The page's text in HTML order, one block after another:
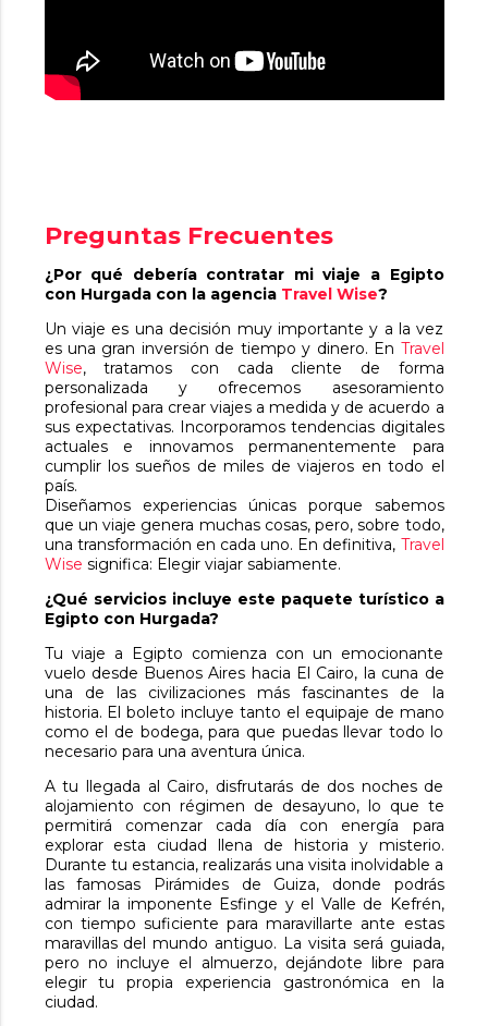
Preguntas Frecuentes
¿Por qué debería contratar mi viaje a Egipto
con Hurgada con la agencia Travel Wise?
Un viaje es una decisión muy importante y a la vez
es una gran inversión de tiempo y dinero. En Travel
Wise, tratamos con cada cliente de forma
personalizada y ofrecemos asesoramiento
profesional para crear viajes a medida y de acuerdo a
sus expectativas. Incorporamos tendencias digitales
actuales e innovamos permanentemente para
cumplir los sueños de miles de viajeros en todo el
país.
Diseñamos experiencias únicas porque sabemos
que un viaje genera muchas cosas, pero, sobre todo,
una transformación en cada uno. En definitiva, Travel
Wise significa: Elegir viajar sabiamente.
¿Qué servicios incluye este paquete turístico a
Egipto con Hurgada?
Tu viaje a Egipto comienza con un emocionante
vuelo desde Buenos Aires hacia El Cairo, la cuna de
una de las civilizaciones más fascinantes de la
historia. El boleto incluye tanto el equipaje de mano
como el de bodega, para que puedas llevar todo lo
necesario para una aventura única.
A tu llegada al Cairo, disfrutarás de dos noches de
alojamiento con régimen de desayuno, lo que te
permitirá comenzar cada día con energía para
explorar esta ciudad llena de historia y misterio.
Durante tu estancia, realizarás una visita inolvidable a
las famosas Pirámides de Guiza, donde podrás
admirar la imponente Esfinge y el Valle de Kefrén,
con tiempo suficiente para maravillarte ante estas
maravillas del mundo antiguo. La visita será guiada,
pero no incluye el almuerzo, dejándote libre para
elegir tu propia experiencia gastronómica en la
ciudad.